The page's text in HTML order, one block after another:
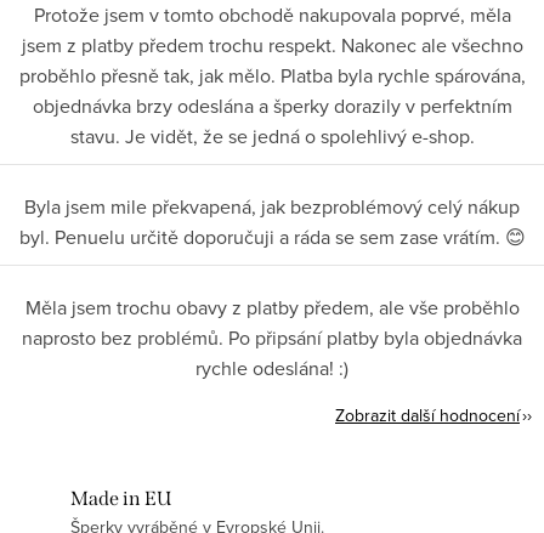
Protože jsem v tomto obchodě nakupovala poprvé, měla
jsem z platby předem trochu respekt. Nakonec ale všechno
proběhlo přesně tak, jak mělo. Platba byla rychle spárována,
objednávka brzy odeslána a šperky dorazily v perfektním
stavu. Je vidět, že se jedná o spolehlivý e-shop.
Byla jsem mile překvapená, jak bezproblémový celý nákup
byl. Penuelu určitě doporučuji a ráda se sem zase vrátím. 😊
Měla jsem trochu obavy z platby předem, ale vše proběhlo
naprosto bez problémů. Po připsání platby byla objednávka
rychle odeslána! :)
Zobrazit další hodnocení
Made in EU
Šperky vyráběné v Evropské Unii.